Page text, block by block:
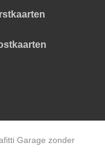
Garage zonder